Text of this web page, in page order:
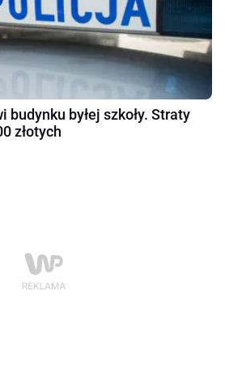
budynku byłej szkoły. Straty
złotych